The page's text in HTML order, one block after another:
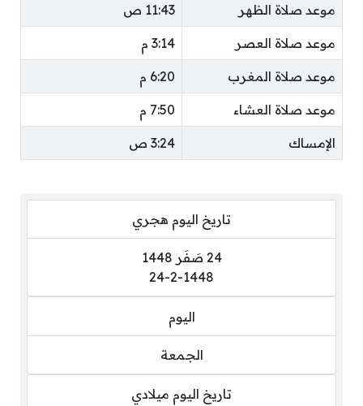
موعد صلاة الظهر 11:43 ص
موعد صلاة العصر 3:14 م
موعد صلاة المغرب 6:20 م
موعد صلاة العشاء 7:50 م
الإمساك 3:24 ص
تاريخ اليوم هجري
24 صَفَر 1448
24-2-1448
اليوم
الجمعة
تاريخ اليوم ميلادي